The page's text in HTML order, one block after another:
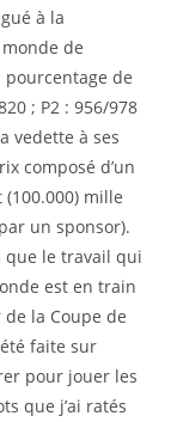
à la
de
pourcentage de
; P2 : 956/978
vedette à ses
composé d’un
mille
un sponsor).
que le travail qui
est en train
la Coupe de
faite sur
pour jouer les
que j’ai ratés